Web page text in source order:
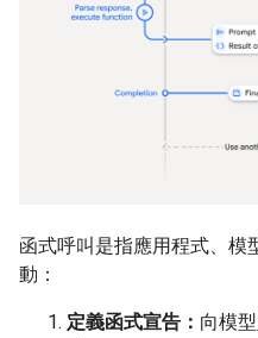
函式呼叫是指應用程式、模
動：
定義函式宣告： 向模